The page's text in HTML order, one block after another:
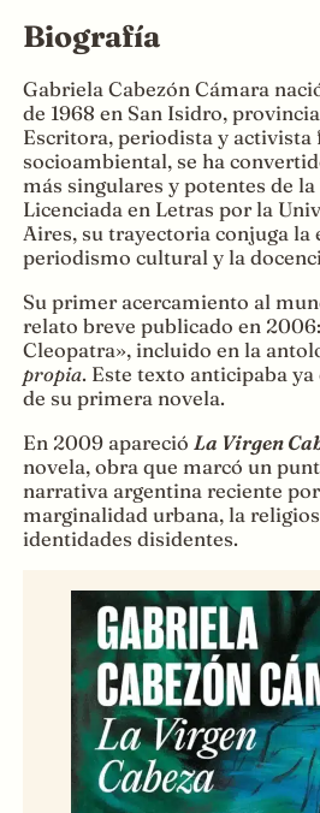
Biografía
Gabriela Cabezón Cámara
de 1968 en San Isidro,
Escritora, periodista y activista
socioambiental, se ha
más singulares y potentes de
Licenciada en Letras por la
Aires, su trayectoria conjuga
periodismo cultural y la
Su primer acercamiento al
relato breve publicado en
Cleopatra», incluido en la
propia. Este texto anticipaba
de su primera novela.
En 2009 apareció La Virgen
novela, obra que marcó un
narrativa argentina reciente
marginalidad urbana, la
identidades disidentes.